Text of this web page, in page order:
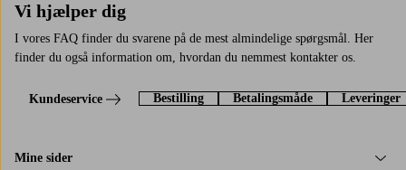
Vi hjælper dig
I vores FAQ finder du svarene på de mest almindelige spørgsmål. Her
finder du også information om, hvordan du nemmest kontakter os.
Kundeservice Bestilling Betalingsmåde Leveringer
Mine sider